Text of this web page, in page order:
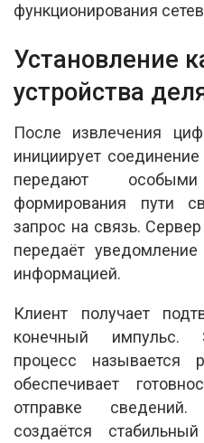
функционирования
Установление
устройства
После извлечения
инициирует
передают
формирования пути
запрос на связь.
передаёт
информацией.
Клиент получает
конечный импульс.
процесс называется
обеспечивает
отправке
создаётся